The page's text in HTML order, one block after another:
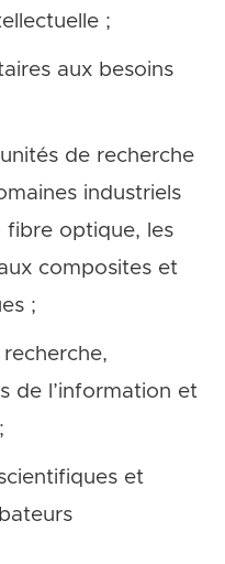
;
aux besoins
de recherche
industriels
fibre optique, les
composites et
;
de l’information et
et